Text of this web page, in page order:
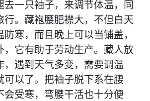
去一只袖子，来调节体温，同
行。藏袍腰肥襟大，不但白天
寒，而且晚上可以当铺盖，
，它有助于劳动生产。藏人放
，遇到天气多变，需要调温
可以了。把袖子脱下系在腰
会受寒，弯腰干活也十分便